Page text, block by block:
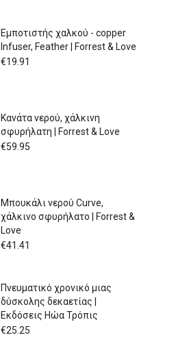
Εμποτιστής χαλκού - copper
Infuser, Feather | Forrest & Love
€19.91
Κανάτα νερού, χάλκινη
σφυρήλατη | Forrest & Love
€59.95
Μπουκάλι νερού Curve,
χάλκινο σφυρήλατο | Forrest &
Love
€41.41
Πνευματικό χρονικό μιας
δύσκολης δεκαετίας |
Εκδόσεις Ηώα Τρόπις
€25.25